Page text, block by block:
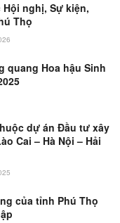
nghị, Sự kiện,
Thọ
quang Hoa hậu Sinh
dự án Đầu tư xây
Cai – Hà Nội – Hải
của tỉnh Phú Thọ